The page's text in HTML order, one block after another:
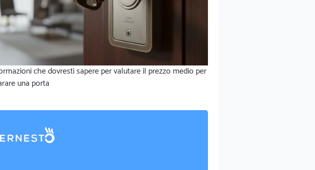
che dovresti sapere per valutare il prezzo medio per
una porta